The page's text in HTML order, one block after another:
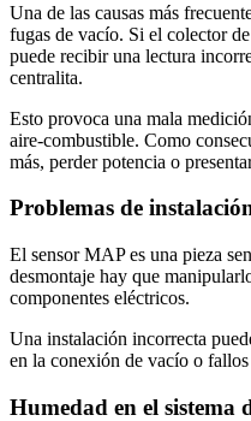
Una de las causas más
fugas de vacío. Si el colector
puede recibir una lectura
centralita.
Esto provoca una mala
aire-combustible. Como
más, perder potencia o
Problemas de
El sensor MAP es una pieza
desmontaje hay que
componentes eléctricos.
Una instalación incorrecta
en la conexión de vacío o
Humedad en el sistema